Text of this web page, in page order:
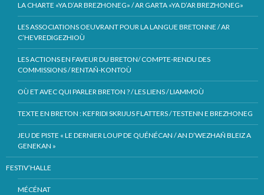
LA CHARTE «YA D’AR BREZHONEG» / AR GARTA «YA D’AR BREZHONEG»
LES ASSOCIATIONS OEUVRANT POUR LA LANGUE BRETONNE / AR
C’HEVREDIGEZHIOÙ
LES ACTIONS EN FAVEUR DU BRETON/ COMPTE-RENDU DES
COMMISSIONS / RENTAÑ-KONTOÙ
OÙ ET AVEC QUI PARLER BRETON ? / LES LIENS / LIAMMOÙ
TEXTE EN BRETON : KEFRIDI SKRIJUS FLATTERS / TESTENN E BREZHONEG
JEU DE PISTE « LE DERNIER LOUP DE QUÉNÉCAN / AN D’WEZHAÑ BLEIZ A
GENEKAN »
FESTIV’HALLE
MÉCÉNAT